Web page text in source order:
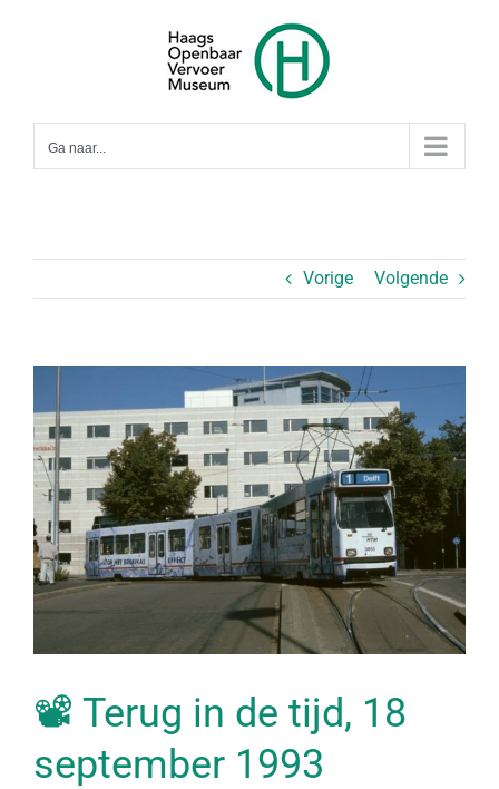
Ga naar...
Vorige Volgende
grotere
afbeelding
📽 Terug in de tijd, 18
september 1993